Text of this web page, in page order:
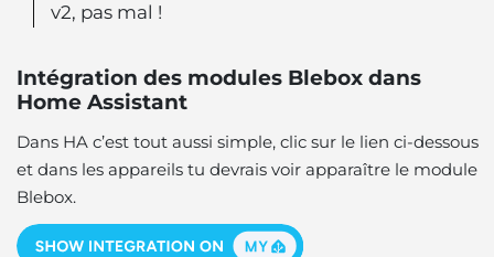
v2, pas mal !
Intégration des modules Blebox dans
Home Assistant
Dans HA c’est tout aussi simple, clic sur le lien ci-dessous
et dans les appareils tu devrais voir apparaître le module
Blebox.